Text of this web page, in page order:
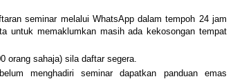
seminar melalui WhatsApp dalam tempoh 24 jam
untuk memaklumkan masih ada kekosongan tempat
orang sahaja) sila daftar segera.
menghadiri seminar dapatkan panduan emas